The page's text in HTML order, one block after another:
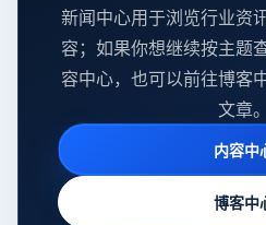
新闻中心用于浏览行业资
容；如果你想继续按主题
容中心，也可以前往博客
文章。
内容中
博客中